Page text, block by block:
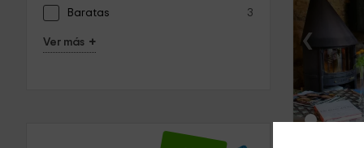
Baratas 3
Ver más + ‹